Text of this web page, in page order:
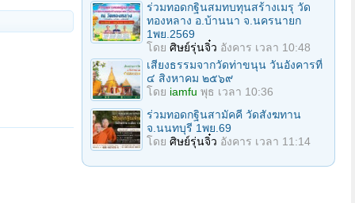
ร่วมทอดกฐินสมทบทุนสร้างเมรุ วัด
ทองหลาง อ.บ้านนา จ.นครนายก
1พย.2569
โดย ศิษย์รุ่นจิ๋ว อังคาร เวลา 10:48
เสียงธรรมจากวัดท่าขนุน วันอังคารที่
๔ สิงหาคม ๒๕๖๙
โดย iamfu พุธ เวลา 10:36
ร่วมทอดกฐินสามัคคี วัดสังฆทาน
จ.นนทบุรี 1พย.69
โดย ศิษย์รุ่นจิ๋ว อังคาร เวลา 11:14